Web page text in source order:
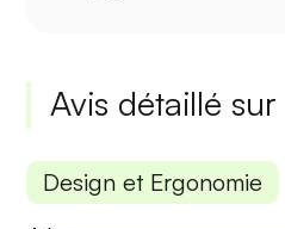
Avis détaillé sur
Design et Ergonomie